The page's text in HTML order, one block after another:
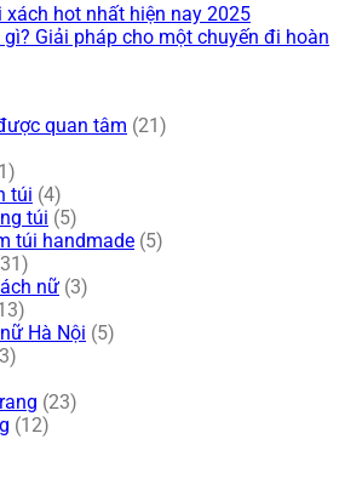
xách hot nhất hiện nay 2025
Giải pháp cho một chuyến đi hoàn
quan tâm (21)
túi (4)
túi (5)
túi handmade (5)
nữ (3)
Hà Nội (5)
(23)
(12)